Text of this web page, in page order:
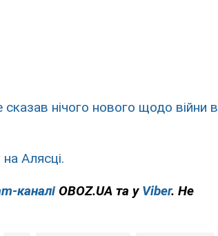
сказав нічого нового щодо війни в
на Алясці.
каналі OBOZ.UA та у Viber. Не